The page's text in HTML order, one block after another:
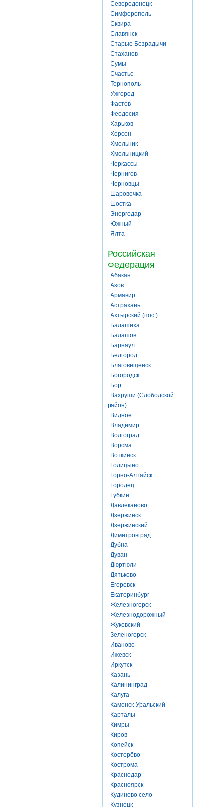
Северодонецк
Симферополь
Сквира
Славянск
Старые Безрадычи
Стаханов
Сумы
Счастье
Тернополь
Ужгород
Фастов
Феодосия
Харьков
Херсон
Хмельник
Хмельницкий
Черкассы
Чернигов
Черновцы
Шаровечка
Шостка
Энергодар
Южный
Ялта
Российская
Федерация
Абакан
Азов
Армавир
Астрахань
Ахтырский (пос.)
Балашиха
Балашов
Барнаул
Белгород
Благовещенск
Богородск
Бор
Вахруши (Слободской
район)
Видное
Владимир
Волгоград
Ворсма
Воткинск
Голицыно
Горно-Алтайск
Городец
Губкин
Давлеканово
Дзержинск
Дзержинский
Димитровград
Дубна
Дуван
Дюртюли
Дятьково
Егоревск
Екатеринбург
Железногорск
Железнодорожный
Жуковский
Зеленогорск
Иваново
Ижевск
Иркутск
Казань
Калининград
Калуга
Каменск-Уральский
Карталы
Кимры
Киров
Копейск
Костерёво
Кострома
Краснодар
Красноярск
Кудиново село
Кузнецк